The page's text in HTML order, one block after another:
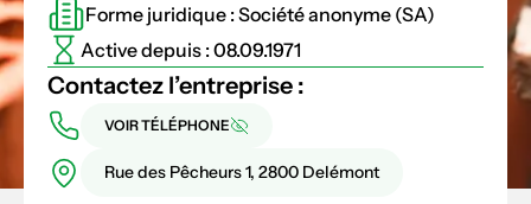
Forme juridique : Société anonyme (SA)
Active depuis : 08.09.1971
Contactez l’entreprise :
VOIR TÉLÉPHONE
Rue des Pêcheurs 1, 2800 Delémont